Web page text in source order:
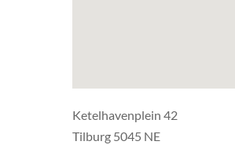
Ketelhavenplein 42
Tilburg 5045 NE